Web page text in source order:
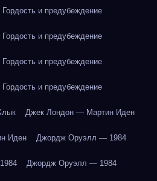
и предубеждение
и предубеждение
и предубеждение
и предубеждение
Джек Лондон — Мартин Иден
Иден Джордж Оруэлл — 1984
Джордж Оруэлл — 1984